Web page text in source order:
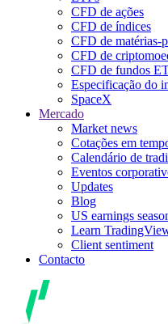
CFD de ações
CFD de índices
CFD de matérias-
CFD de
CFD de fundos
Especificação do
SpaceX
Mercado
Market news
Cotações em
Calendário de
Eventos
Updates
Blog
US earnings
Learn
Client sentiment
Contacto